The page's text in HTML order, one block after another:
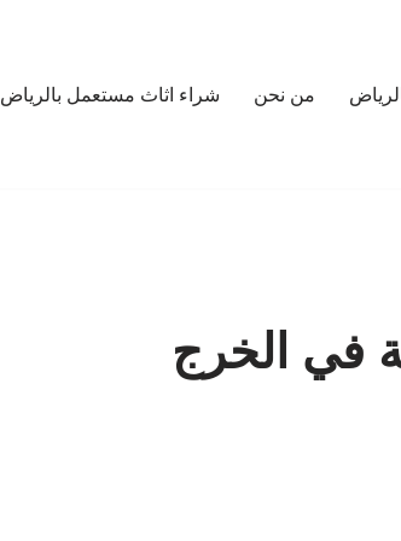
من نحن شراء اثاث مستعمل بالرياض
في الخرج